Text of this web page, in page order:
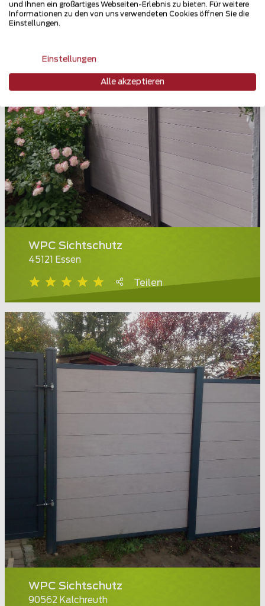
WPC Sichtschutz
45121 Essen
Teilen
WPC Sichtschutz
90562 Kalchreuth
und Ihnen ein großartiges Webseiten-Erlebnis zu bieten. Für weitere
Informationen zu den von uns verwendeten Cookies öffnen Sie die
Einstellungen.
Einstellungen
Alle akzeptieren